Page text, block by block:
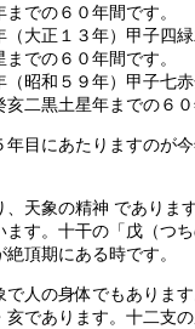
での６０年間です。
大正１３年）甲子四
での６０年間です。
昭和５９年）甲子七
二黒土星年までの６０
目にあたりますのが
天象の精神 でありま
す。十干の「戊（つ
頂期にある時です。
人の身体でもありま
であります。十二支